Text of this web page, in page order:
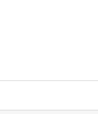
Psyche